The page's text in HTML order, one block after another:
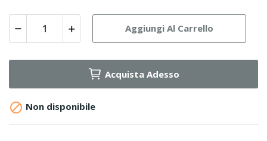
Aggiungi Al Carrello
Acquista Adesso
 Non disponibile